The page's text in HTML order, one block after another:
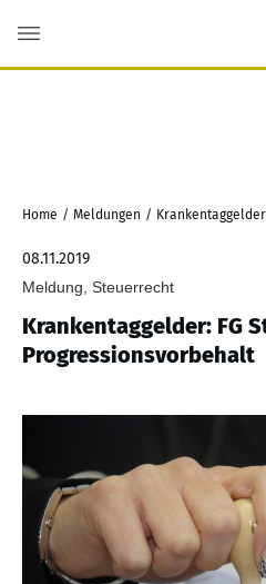
Home / Meldungen /
08.11.2019
Meldung, Steuerrecht
Krankentaggelder: FG
Progressionsvorbehalt